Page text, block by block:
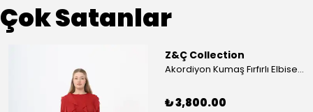
Çok Satanlar
Z&Ç Collection
Akordiyon Kumaş Fırfırlı Elbise - Mavi
₺ 3,800.00